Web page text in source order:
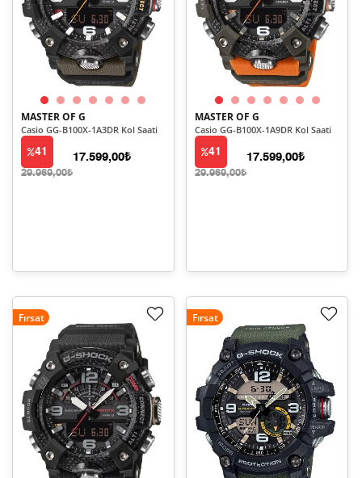
MASTER OF G
Casio GG-B100X-1A3DR Kol Saati
41
29.969,00₺
17.599,00₺
MASTER OF G
Casio GG-B100X-1A9DR Kol Saati
41
29.969,00₺
17.599,00₺
Fırsat Fırsat